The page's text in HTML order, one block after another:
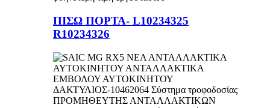
ΠΙΣΩ ΠΟΡΤΑ- L10234325
R10234326